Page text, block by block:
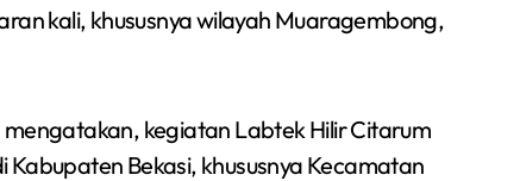
kali, khususnya wilayah Muaragembong,
kegiatan Labtek Hilir Citarum
Bekasi, khususnya Kecamatan